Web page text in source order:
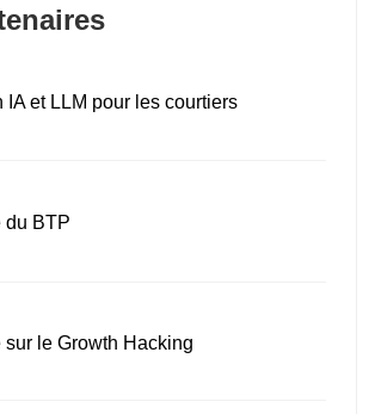
IA et LLM pour les courtiers
du BTP
sur le Growth Hacking